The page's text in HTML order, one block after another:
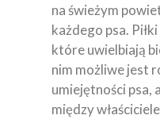
na świeżym
każdego psa.
które uwielbiają
nim możliwe jest
umiejętności psa,
między